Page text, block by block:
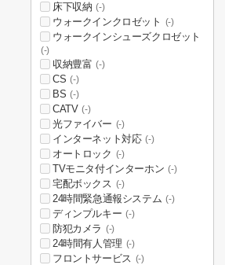
床下収納 (-)
ウォークインクロゼット (-)
ウォークインシューズクロゼット
(-)
収納豊富 (-)
CS (-)
BS (-)
CATV (-)
光ファイバー (-)
インターネット対応 (-)
オートロック (-)
TVモニタ付インターホン (-)
宅配ボックス (-)
24時間緊急通報システム (-)
ディンプルキー (-)
防犯カメラ (-)
24時間有人管理 (-)
フロントサービス (-)